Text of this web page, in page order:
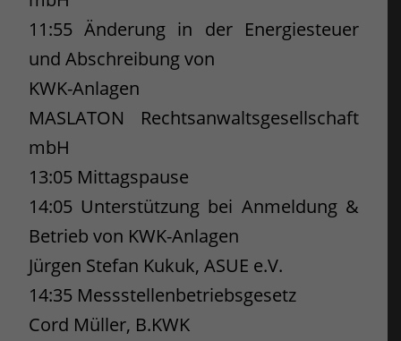
11:55 Änderung in der Energiesteuer
und Abschreibung von
KWK-Anlagen
MASLATON Rechtsanwaltsgesellschaft
mbH
13:05 Mittagspause
14:05 Unterstützung bei Anmeldung &
Betrieb von KWK-Anlagen
Jürgen Stefan Kukuk, ASUE e.V.
14:35 Messstellenbetriebsgesetz
Cord Müller, B.KWK